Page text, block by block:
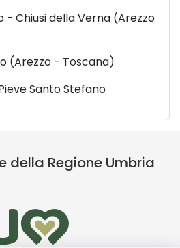
- Chiusi della Verna (Arezzo
(Arezzo - Toscana)
Santo Stefano
della Regione Umbria